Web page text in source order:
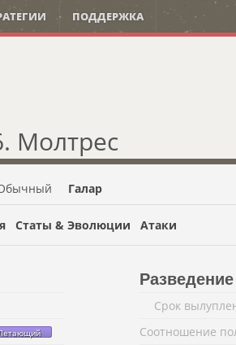
ПОДДЕРЖКА
Молтрес
Галар
Статы & Эволюции Атаки
Разведение
Срок
Соотношение